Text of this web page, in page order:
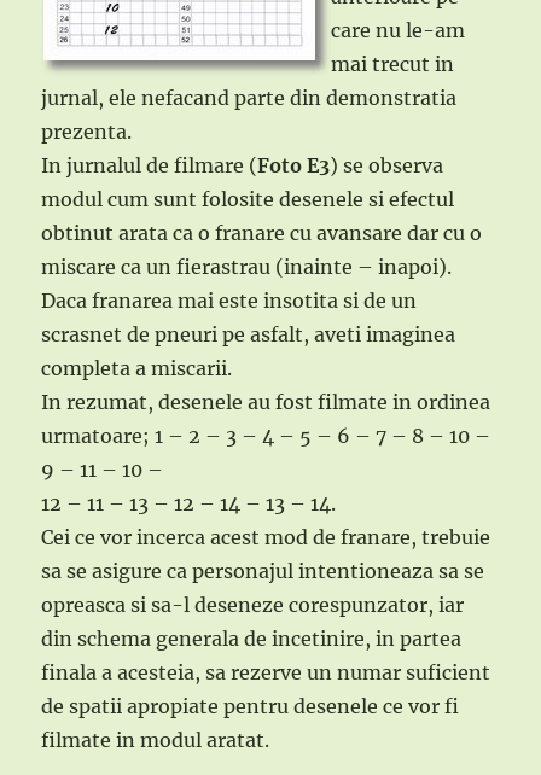
care nu le-am
mai trecut in
jurnal, ele nefacand parte din demonstratia
prezenta.
In jurnalul de filmare (Foto E3) se observa
modul cum sunt folosite desenele si efectul
obtinut arata ca o franare cu avansare dar cu o
miscare ca un fierastrau (inainte – inapoi).
Daca franarea mai este insotita si de un
scrasnet de pneuri pe asfalt, aveti imaginea
completa a miscarii.
In rezumat, desenele au fost filmate in ordinea
urmatoare; 1 – 2 – 3 – 4 – 5 – 6 – 7 – 8 – 10 –
9 – 11 – 10 –
12 – 11 – 13 – 12 – 14 – 13 – 14.
Cei ce vor incerca acest mod de franare, trebuie
sa se asigure ca personajul intentioneaza sa se
opreasca si sa-l deseneze corespunzator, iar
din schema generala de incetinire, in partea
finala a acesteia, sa rezerve un numar suficient
de spatii apropiate pentru desenele ce vor fi
filmate in modul aratat.